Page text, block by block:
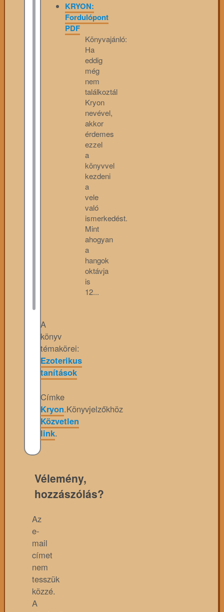
KRYON:
Fordulópont
PDF
Könyvajánló:
Ha
eddig
még
nem
találkoztál
Kryon
nevével,
akkor
érdemes
ezzel
a
könyvvel
kezdeni
a
vele
való
ismerkedést.
Mint
ahogyan
a
hangok
oktávja
is
12...
A
könyv
témakörei:
Ezoterikus
tanítások
Címke
Kryon.Könyvjelzőkhöz
Közvetlen
link.
Vélemény,
hozzászólás?
Az
e-
mail
címet
nem
tesszük
közzé.
A